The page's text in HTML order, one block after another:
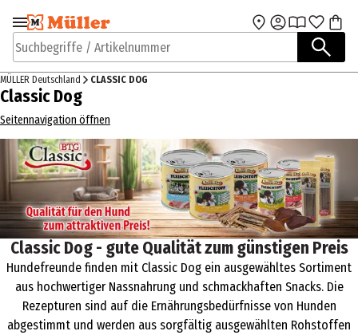
Zur Navigation
springen
Zum Hauptinhalt
Suchbegriffe / Artikelnummer
MÜLLER Deutschland CLASSIC DOG
Classic Dog
Seitennavigation öffnen
Classic Dog - gute Qualität zum günstigen Preis
Hundefreunde finden mit Classic Dog ein ausgewähltes Sortiment
aus hochwertiger Nassnahrung und schmackhaften Snacks. Die
Rezepturen sind auf die Ernährungsbedürfnisse von Hunden
abgestimmt und werden aus sorgfältig ausgewählten Rohstoffen